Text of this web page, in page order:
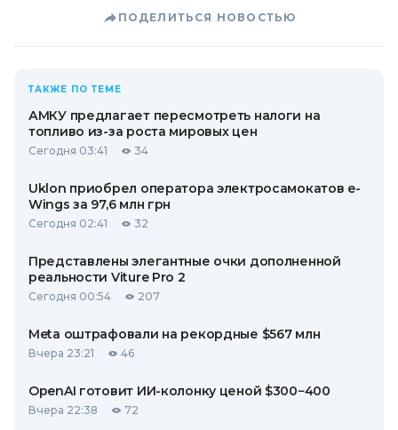
ПОДЕЛИТЬСЯ НОВОСТЬЮ
ТАКЖЕ ПО ТЕМЕ
АМКУ предлагает пересмотреть налоги на
топливо из-за роста мировых цен
Сегодня 03:41 34
Uklon приобрел оператора электросамокатов e-
Wings за 97,6 млн грн
Сегодня 02:41 32
Представлены элегантные очки дополненной
реальности Viture Pro 2
Сегодня 00:54 207
Meta оштрафовали на рекордные $567 млн
Вчера 23:21 46
OpenAI готовит ИИ-колонку ценой $300−400
Вчера 22:38 72